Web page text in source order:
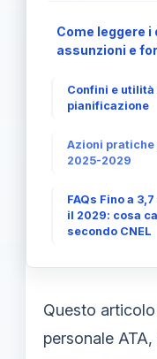
Come leggere i
assunzioni e
Confini e utilità
pianificazione
Azioni
2025-2029
FAQs Fino a
il 2029: cosa
secondo CNEL
Questo
personale